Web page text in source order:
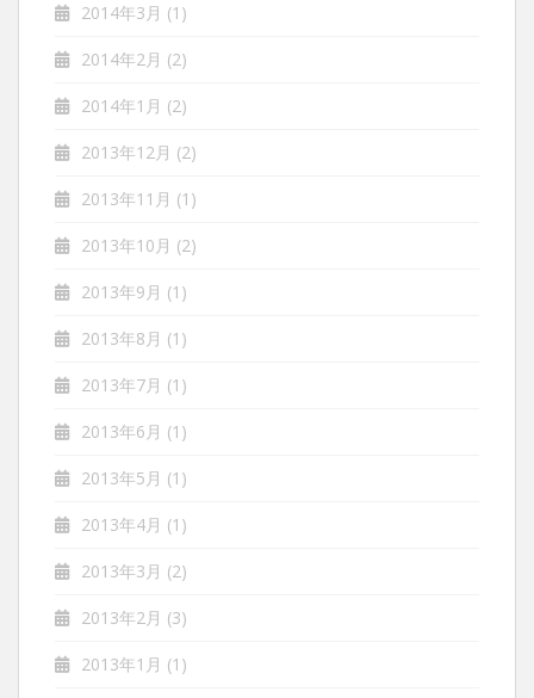
2014年3月 (1)
2014年2月 (2)
2014年1月 (2)
2013年12月 (2)
2013年11月 (1)
2013年10月 (2)
2013年9月 (1)
2013年8月 (1)
2013年7月 (1)
2013年6月 (1)
2013年5月 (1)
2013年4月 (1)
2013年3月 (2)
2013年2月 (3)
2013年1月 (1)